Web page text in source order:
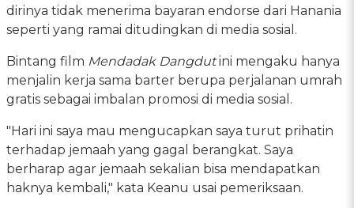
dirinya tidak menerima bayaran endorse dari Hanania
seperti yang ramai ditudingkan di media sosial.
Bintang film Mendadak Dangdutini mengaku hanya
menjalin kerja sama barter berupa perjalanan umrah
gratis sebagai imbalan promosi di media sosial.
"Hari ini saya mau mengucapkan saya turut prihatin
terhadap jemaah yang gagal berangkat. Saya
berharap agar jemaah sekalian bisa mendapatkan
haknya kembali," kata Keanu usai pemeriksaan.